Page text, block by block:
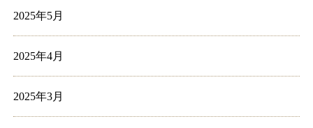
2025年5月
2025年4月
2025年3月